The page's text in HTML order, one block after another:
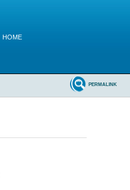
HOME
PERMALINK